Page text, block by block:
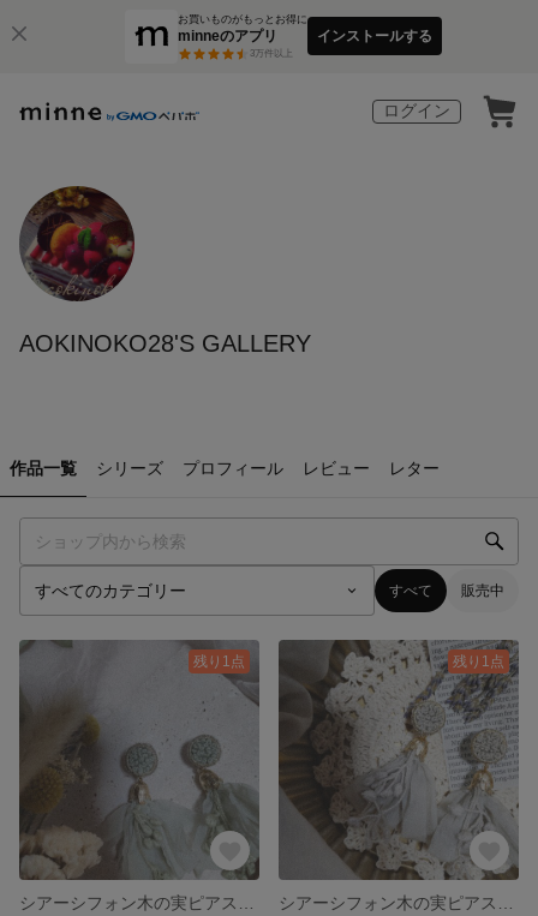
お買いものがもっとお得に
minneのアプリ
3万件以上
インストールする
ログイン
AOKINOKO28'S GALLERY
作品一覧 シリーズ プロフィール レビュー レター
すべて 販売中
残り1点 残り1点